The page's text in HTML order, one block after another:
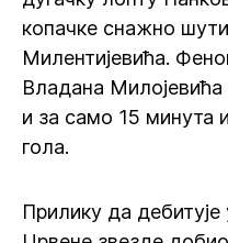
копачке снажно
Милентијевића.
Владана
и за само 15 минута
гола.
Прилику да